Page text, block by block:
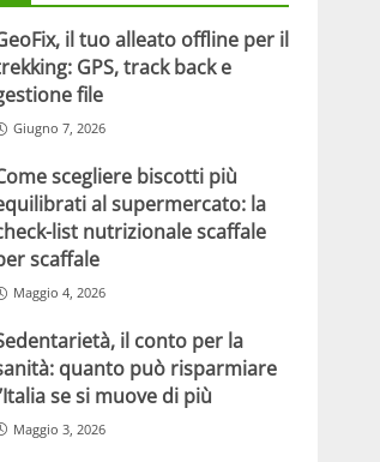
il tuo alleato offline per il
GPS, track back e
file
Giugno 7, 2026
scegliere biscotti più
al supermercato: la
list nutrizionale scaffale
scaffale
Maggio 4, 2026
il conto per la
quanto può risparmiare
se si muove di più
Maggio 3, 2026